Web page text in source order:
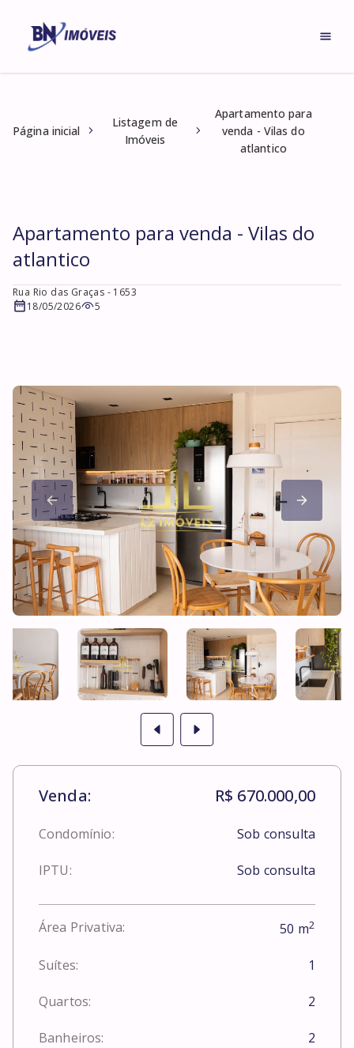
Página inicial
Listagem de
Imóveis
Apartamento para
venda - Vilas do
atlantico
Apartamento para venda - Vilas do
atlantico
Rua Rio das Graças - 1653
18/05/2026
5
Venda: R$ 670.000,00
Condomínio: Sob consulta
IPTU: Sob consulta
Área Privativa: 50 m2
Suítes: 1
Quartos: 2
Banheiros: 2